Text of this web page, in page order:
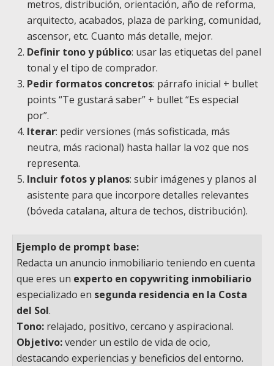
metros, distribución, orientación, año de reforma,
arquitecto, acabados, plaza de parking, comunidad,
ascensor, etc. Cuanto más detalle, mejor.
Definir tono y público: usar las etiquetas del panel
tonal y el tipo de comprador.
Pedir formatos concretos: párrafo inicial + bullet
points “Te gustará saber” + bullet “Es especial
por”.
Iterar: pedir versiones (más sofisticada, más
neutra, más racional) hasta hallar la voz que nos
representa.
Incluir fotos y planos: subir imágenes y planos al
asistente para que incorpore detalles relevantes
(bóveda catalana, altura de techos, distribución).
Ejemplo de prompt base:
Redacta un anuncio inmobiliario teniendo en cuenta
que eres un experto en copywriting inmobiliario
especializado en segunda residencia en la Costa
del Sol.
Tono: relajado, positivo, cercano y aspiracional.
Objetivo:vender un estilo de vida de ocio,
destacando experiencias y beneficios del entorno.